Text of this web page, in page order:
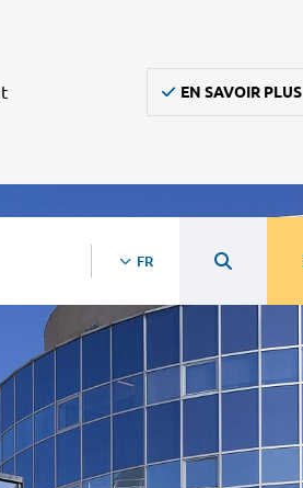
EN SAVOIR PLUS
FR